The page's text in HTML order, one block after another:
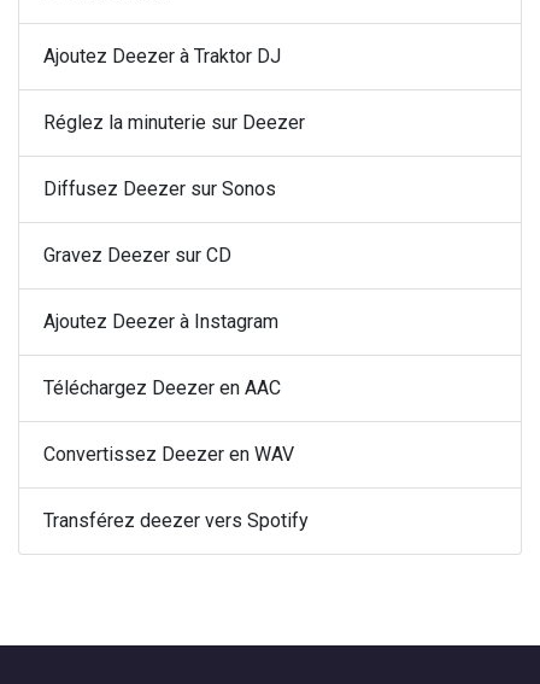
Ajoutez Deezer à Traktor DJ
Réglez la minuterie sur Deezer
Diffusez Deezer sur Sonos
Gravez Deezer sur CD
Ajoutez Deezer à Instagram
Téléchargez Deezer en AAC
Convertissez Deezer en WAV
Transférez deezer vers Spotify